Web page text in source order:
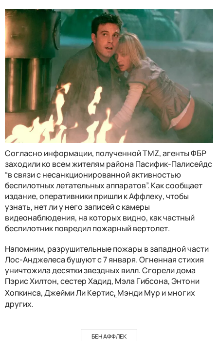
Согласно информации, полученной TMZ, агенты ФБР
заходили ко всем жителям района Пасифик-Палисейдс
“в связи с несанкционированной активностью
беспилотных летательных аппаратов”. Как сообщает
издание, оперативники пришли к Аффлеку, чтобы
узнать, нет ли у него записей с камеры
видеонаблюдения, на которых видно, как частный
беспилотник повредил пожарный вертолет.
Напомним, разрушительные пожары в западной части
Лос-Анджелеса бушуют с 7 января. Огненная стихия
уничтожила десятки звездных вилл. Сгорели дома
Пэрис Хилтон, сестер Хадид, Мэла Гибсона, Энтони
Хопкинса, Джейми Ли Кертис, Мэнди Мур и многих
других.
БЕН АФФЛЕК